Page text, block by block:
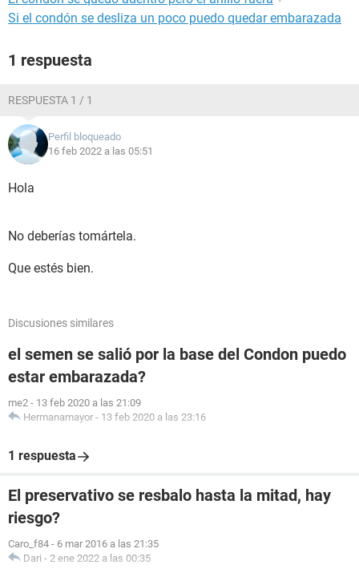
Si el condón se desliza un poco puedo quedar embarazada
1 respuesta
RESPUESTA 1 / 1
Perfil bloqueado
16 feb 2022 a las 05:51
Hola
No deberías tomártela.
Que estés bien.
Discusiones similares
el semen se salió por la base del Condon puedo
estar embarazada?
me2 - 13 feb 2020 a las 21:09
Hermanamayor - 13 feb 2020 a las 23:16
1 respuesta
El preservativo se resbalo hasta la mitad, hay
riesgo?
Caro_f84 - 6 mar 2016 a las 21:35
Dari - 2 ene 2022 a las 00:35